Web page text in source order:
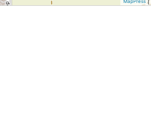
MapPress